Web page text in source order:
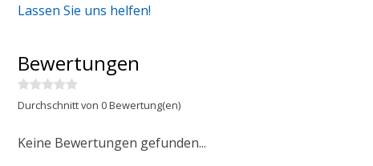
Lassen Sie uns helfen!
Bewertungen
Durchschnitt von 0 Bewertung(en)
Keine Bewertungen gefunden...